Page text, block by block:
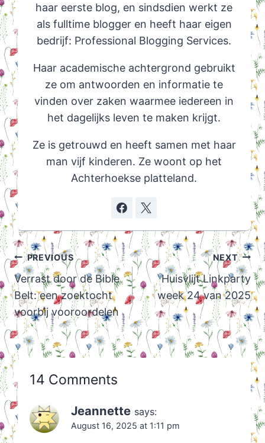
haar eerste blog, en sindsdien werkt ze
als fulltime blogger en heeft haar eigen
bedrijf: Professional Blogging Services.
Haar academische achtergrond gebruikt
ze om antwoorden en informatie te
vinden over zaken waarmee iedereen in
het dagelijks leven te maken krijgt.
Ze is getrouwd en heeft samen met haar
man vijf kinderen. Ze woont op het
Achterhoekse platteland.
Post
navigation
PREVIOUS
Verrast door de Bible
Belt: een zoektocht
voorbij vooroordelen
NEXT
Huisvlijt Linkparty
week 24 van 2025
14 Comments
Jeannette says:
August 16, 2025 at 1:11 pm